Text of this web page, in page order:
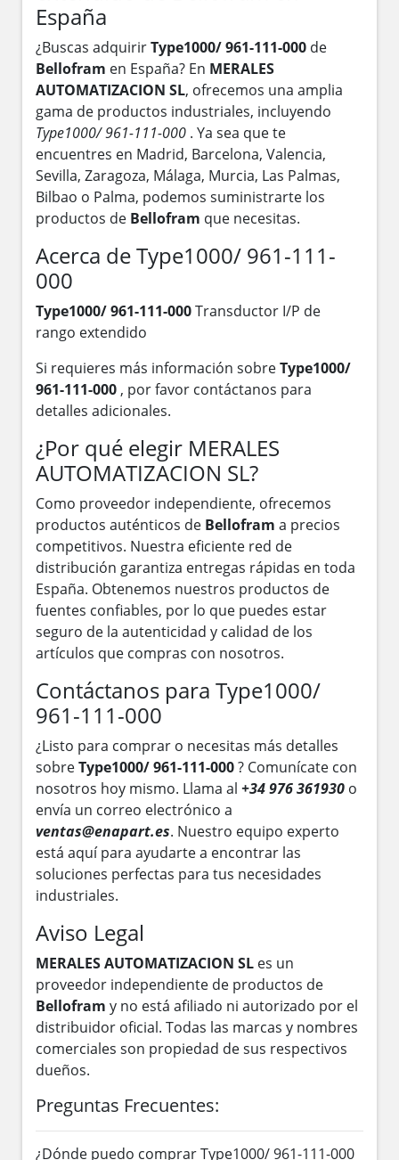
España
¿Buscas adquirirType1000/ 961-111-000 de
Bellofram en España? En MERALES
AUTOMATIZACION SL, ofrecemos una amplia
gama de productos industriales, incluyendo
Type1000/ 961-111-000 . Ya sea que te
encuentres en Madrid, Barcelona, Valencia,
Sevilla, Zaragoza, Málaga, Murcia, Las Palmas,
Bilbao o Palma, podemos suministrarte los
productos de Bellofram que necesitas.
Acerca de Type1000/ 961-111-
000
Type1000/ 961-111-000Transductor I/P de
rango extendido
Si requieres más información sobreType1000/
961-111-000 , por favor contáctanos para
detalles adicionales.
¿Por qué elegir MERALES
AUTOMATIZACION SL?
Como proveedor independiente, ofrecemos
productos auténticos de Bellofram a precios
competitivos. Nuestra eficiente red de
distribución garantiza entregas rápidas en toda
España. Obtenemos nuestros productos de
fuentes confiables, por lo que puedes estar
seguro de la autenticidad y calidad de los
artículos que compras con nosotros.
Contáctanos para Type1000/
961-111-000
¿Listo para comprar o necesitas más detalles
sobreType1000/ 961-111-000? Comunícate con
nosotros hoy mismo. Llama al +34 976 361930 o
envía un correo electrónico a
ventas@enapart.es. Nuestro equipo experto
está aquí para ayudarte a encontrar las
soluciones perfectas para tus necesidades
industriales.
Aviso Legal
MERALES AUTOMATIZACION SL es un
proveedor independiente de productos de
Bellofram y no está afiliado ni autorizado por el
distribuidor oficial. Todas las marcas y nombres
comerciales son propiedad de sus respectivos
dueños.
Preguntas Frecuentes:
¿Dónde puedo comprar Type1000/ 961-111-000